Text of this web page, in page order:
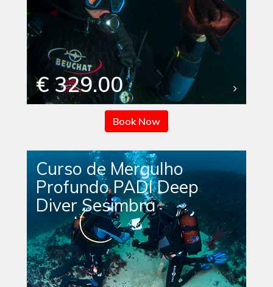
€ 329.00
Book Now
Curso de Mergulho
Profundo PADI Deep
Diver Sesimbra